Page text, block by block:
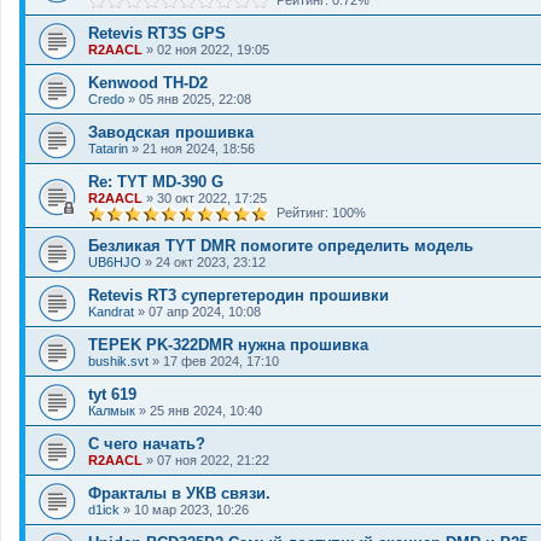
Retevis RT3S GPS
R2AACL » 02 ноя 2022, 19:05
Kenwood TH-D2
Credo » 05 янв 2025, 22:08
Заводская прошивка
Tatarin » 21 ноя 2024, 18:56
Re: TYT MD-390 G
R2AACL » 30 окт 2022, 17:25
Рейтинг: 100%
Безликая TYT DMR помогите определить модель
UB6HJO » 24 окт 2023, 23:12
Retevis RT3 супергетеродин прошивки
Kandrat » 07 апр 2024, 10:08
TEPEK PK-322DMR нужна прошивка
bushik.svt » 17 фев 2024, 17:10
tyt 619
Калмык » 25 янв 2024, 10:40
С чего начать?
R2AACL » 07 ноя 2022, 21:22
Фракталы в УКВ связи.
d1ick » 10 мар 2023, 10:26